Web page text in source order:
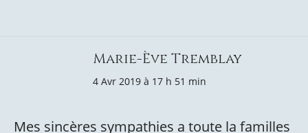
Marie-Ève Tremblay
4 Avr 2019 à 17 h 51 min
Mes sincères sympathies a toute la familles